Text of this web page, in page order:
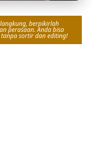
berpikirlah
perasaan. Anda bisa
sortir dan editing!